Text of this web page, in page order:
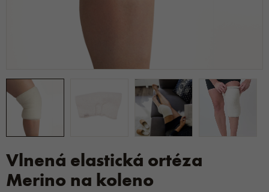
Vlnená elastická ortéza
Merino na koleno